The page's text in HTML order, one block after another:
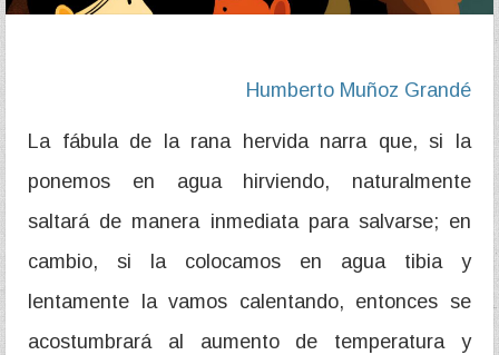
Humberto Muñoz Grandé
La fábula de la rana hervida narra que, si la
ponemos en agua hirviendo, naturalmente
saltará de manera inmediata para salvarse; en
cambio, si la colocamos en agua tibia y
lentamente la vamos calentando, entonces se
acostumbrará al aumento de temperatura y